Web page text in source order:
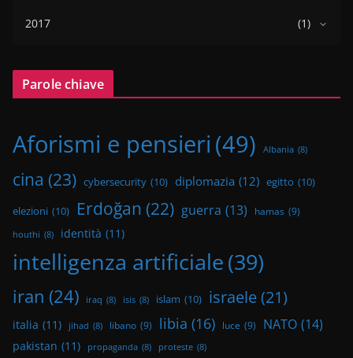
2017
(1)
Parole chiave
Aforismi e pensieri (49) Albania (8)
cina (23) cybersecurity (10) diplomazia (12) egitto (10)
elezioni (10) Erdoğan (22) guerra (13) hamas (9)
houthi (8) identità (11)
intelligenza artificiale(39)
iran (24) iraq (8) isis (8) islam (10) israele(21)
italia (11) jihad (8) libano (9) libia (16) luce (9) NATO (14)
pakistan (11) propaganda (8) proteste (8)